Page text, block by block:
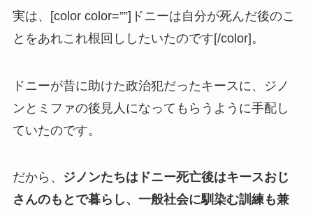
実は、[color color=””]ドニーは自分が死んだ後のこ
とをあれこれ根回ししたいたのです[/color]。
ドニーが昔に助けた政治犯だったキースに、ジノ
ンとミファの後見人になってもらうように手配し
ていたのです。
だから、
ジノンたちはドニー死亡後はキースおじ
さんのもとで暮らし、一般社会に馴染む訓練も兼